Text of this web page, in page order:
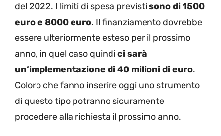
del 2022. I limiti di spesa previstisono di 1500
euro e 8000 euro. Il finanziamento dovrebbe
essere ulteriormente esteso per il prossimo
anno, in quel caso quindici sarà
un’implementazione di 40 milioni di euro.
Coloro che fanno inserire oggi uno strumento
di questo tipo potranno sicuramente
procedere alla richiesta il prossimo anno.